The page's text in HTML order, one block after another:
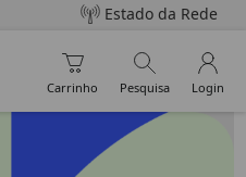
Estado da Rede
Carrinho de
Carrinho
Pesquisar
Pesquisa
My
Login